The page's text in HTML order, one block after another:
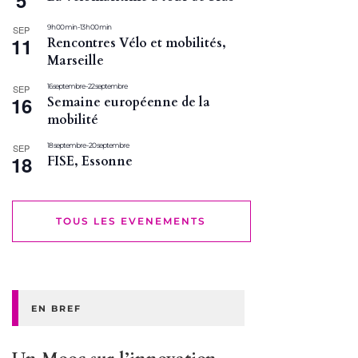
SEP
11
9 h 00 min-13 h 00 min
Rencontres Vélo et mobilités,
Marseille
SEP
16
16 septembre-22 septembre
Semaine européenne de la
mobilité
SEP
18
18 septembre-20 septembre
FISE, Essonne
TOUS LES EVENEMENTS
EN BREF